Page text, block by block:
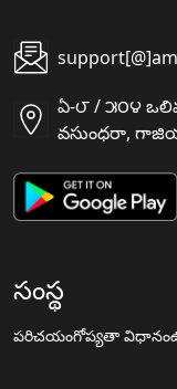
ఏ-౮ / ౫౦౪
వసుంధరా,
సంస్థ
పరిచయంగోప్యతా విధానం